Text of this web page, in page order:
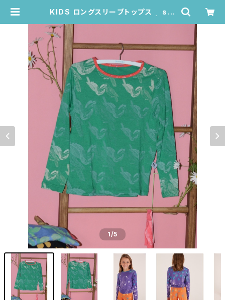
KIDS ロングスリーブトップス siz
1/5